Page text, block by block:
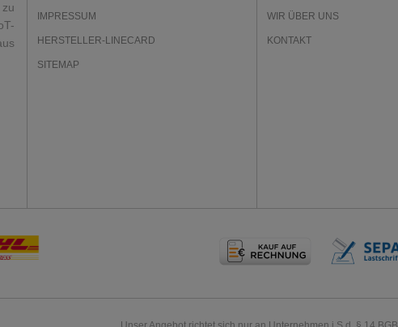
IMPRESSUM
HERSTELLER-LINECARD
SITEMAP
WIR ÜBER UNS
KONTAKT